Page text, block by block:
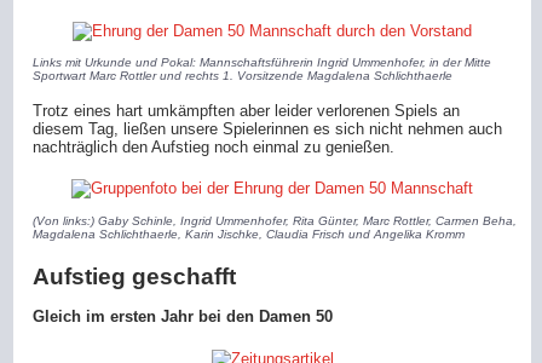
Links mit Urkunde und Pokal: Mannschaftsführerin Ingrid Ummenhofer, in der Mitte
Sportwart Marc Rottler und rechts 1. Vorsitzende Magdalena Schlichthaerle
Trotz eines hart umkämpften aber leider verlorenen Spiels an
diesem Tag, ließen unsere Spielerinnen es sich nicht nehmen auch
nachträglich den Aufstieg noch einmal zu genießen.
(Von links:) Gaby Schinle, Ingrid Ummenhofer, Rita Günter, Marc Rottler, Carmen Beha,
Magdalena Schlichthaerle, Karin Jischke, Claudia Frisch und Angelika Kromm
Aufstieg geschafft
Gleich im ersten Jahr bei den Damen 50